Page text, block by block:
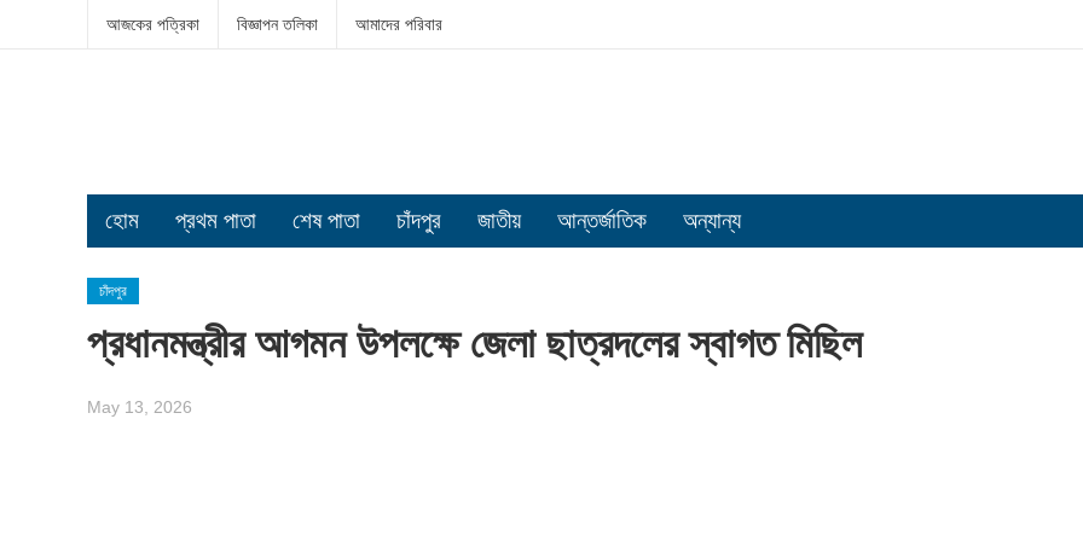
আজকের পত্রিকা বিজ্ঞাপন তলিকা আমাদের পরিবার
হোম প্রথম পাতা শেষ পাতা চাঁদপুর জাতীয় আন্তর্জাতিক অন্যান্য
চাঁদপুর
প্রধানমন্ত্রীর আগমন উপলক্ষে জেলা ছাত্রদলের স্বাগত মিছিল
May 13, 2026